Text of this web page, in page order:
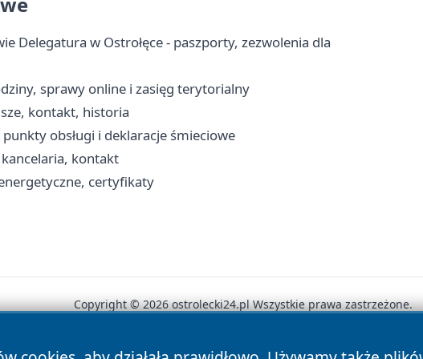
Delegatura w Ostrołęce - paszporty, zezwolenia dla
sprawy online i zasięg terytorialny
kontakt, historia
obsługi i deklaracje śmieciowe
kancelaria, kontakt
certyfikaty
Copyright © 2026 ostrolecki24.pl Wszystkie prawa zastrzeżone.